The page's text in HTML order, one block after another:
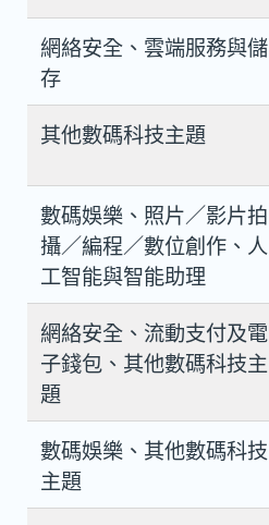
網絡安全、雲端服務與儲
存
其他數碼科技主題
數碼娛樂、照片／影片拍
攝／編程／數位創作、人
工智能與智能助理
網絡安全、流動支付及電
子錢包、其他數碼科技主
題
數碼娛樂、其他數碼科技
主題